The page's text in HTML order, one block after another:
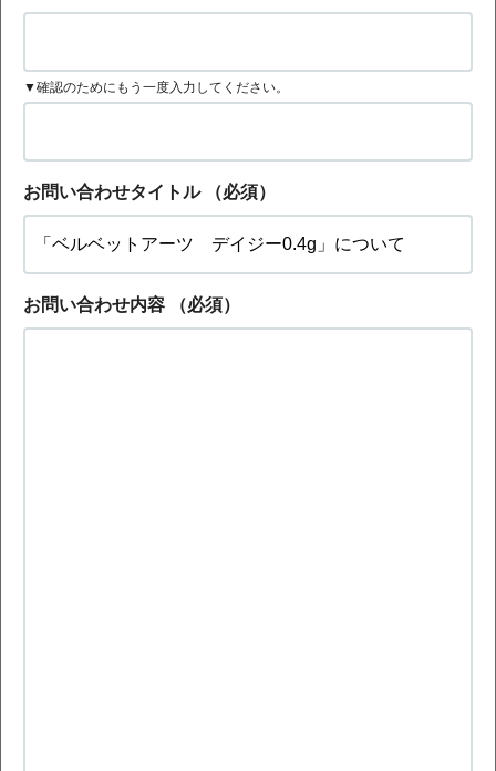
▼確認のためにもう一度入力してください。
お問い合わせタイトル （必須）
お問い合わせ内容 （必須）